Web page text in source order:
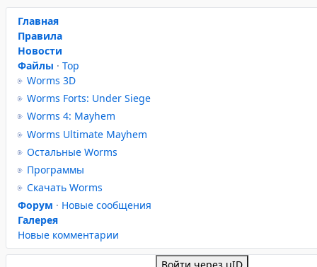
Главная
Правила
Новости
Файлы · Top
Worms 3D
Worms Forts: Under Siege
Worms 4: Mayhem
Worms Ultimate Mayhem
Остальные Worms
Программы
Скачать Worms
Форум · Новые сообщения
Галерея
Новые комментарии